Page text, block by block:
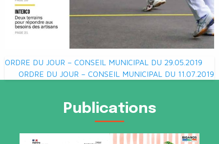
Navigation
de
ORDRE DU JOUR – CONSEIL MUNICIPAL DU 29.05.2019
ORDRE DU JOUR – CONSEIL MUNICIPAL DU 11.07.2019
Publications